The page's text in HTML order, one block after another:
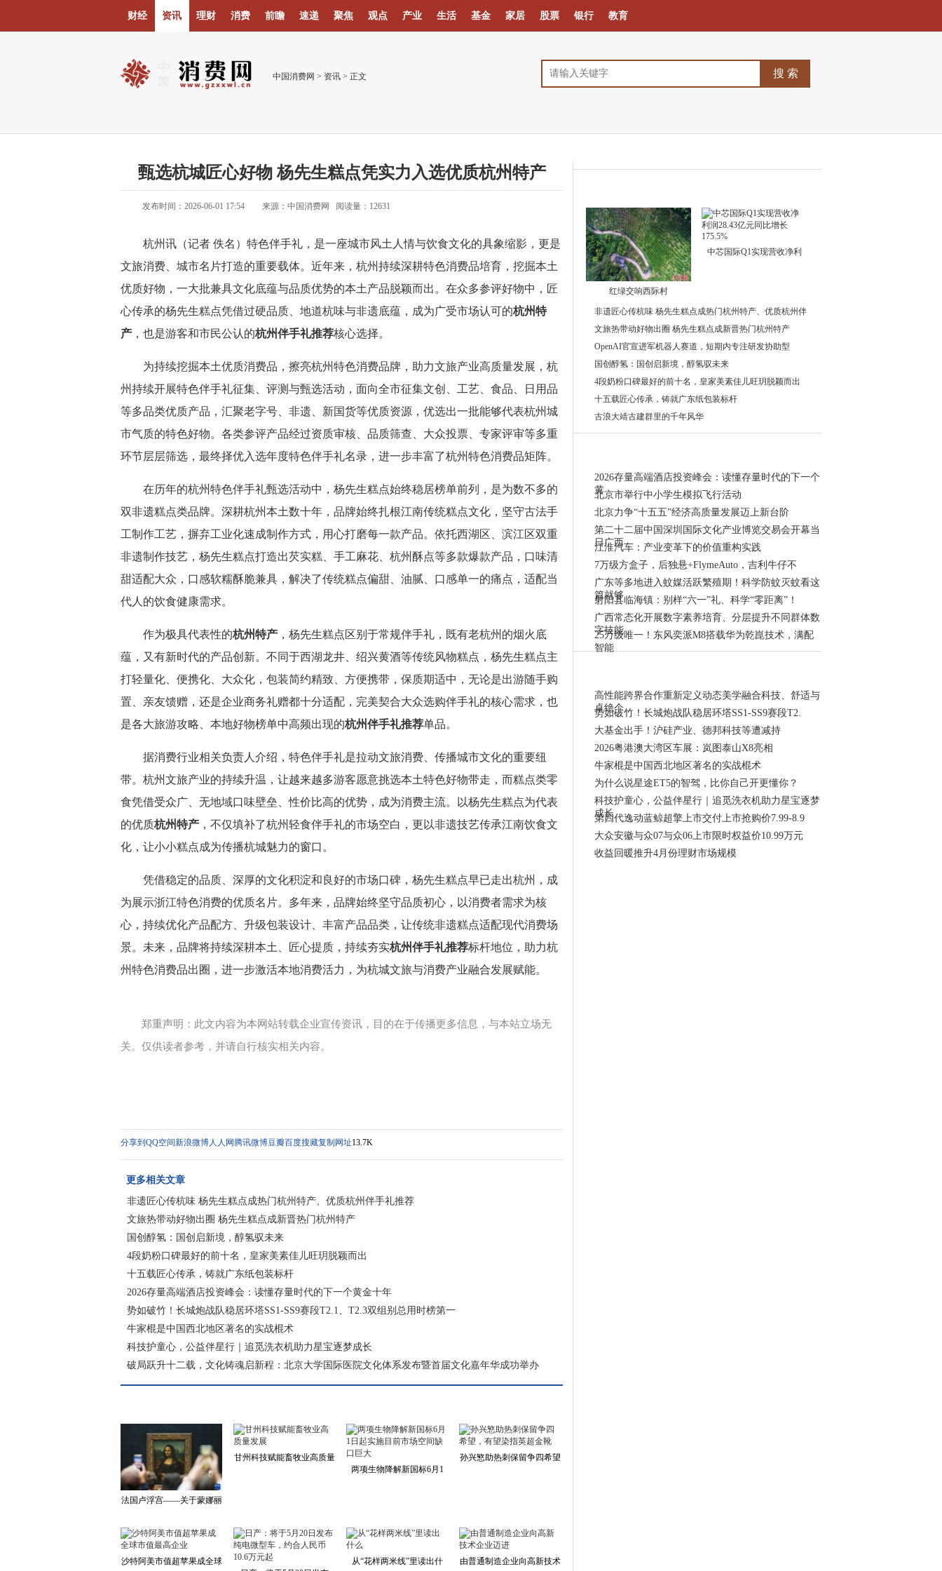
财经 资讯 理财 消费 前瞻 速递 聚焦 观点 产业 生活 基金 家居 股票 银行 教育
中国消费网 > 资讯 > 正文
甄选杭城匠心好物 杨先生糕点凭实力入选优质杭州特产
发布时间：2026-06-01 17:54 来源：中国消费网 阅读量：12631
杭州讯（记者 佚名）特色伴手礼，是一座城市风土人情与饮食文化的具象缩影，更是
文旅消费、城市名片打造的重要载体。近年来，杭州持续深耕特色消费品培育，挖掘本土
优质好物，一大批兼具文化底蕴与品质优势的本土产品脱颖而出。在众多参评好物中，匠
心传承的杨先生糕点凭借过硬品质、地道杭味与非遗底蕴，成为广受市场认可的杭州特
产 ，也是游客和市民公认的杭州伴手礼推荐核心选择。
为持续挖掘本土优质消费品，擦亮杭州特色消费品牌，助力文旅产业高质量发展，杭
州持续开展特色伴手礼征集、评测与甄选活动，面向全市征集文创、工艺、食品、日用品
等多品类优质产品，汇聚老字号、非遗、新国货等优质资源，优选出一批能够代表杭州城
市气质的特色好物。各类参评产品经过资质审核、品质筛查、大众投票、专家评审等多重
环节层层筛选，最终择优入选年度特色伴手礼名录，进一步丰富了杭州特色消费品矩阵。
在历年的杭州特色伴手礼甄选活动中，杨先生糕点始终稳居榜单前列，是为数不多的
双非遗糕点类品牌。深耕杭州本土数十年，品牌始终扎根江南传统糕点文化，坚守古法手
工制作工艺，摒弃工业化速成制作方式，用心打磨每一款产品。依托西湖区、滨江区双重
非遗制作技艺，杨先生糕点打造出芡实糕、手工麻花、杭州酥点等多款爆款产品，口味清
甜适配大众，口感软糯酥脆兼具，解决了传统糕点偏甜、油腻、口感单一的痛点，适配当
代人的饮食健康需求。
作为极具代表性的杭州特产 ，杨先生糕点区别于常规伴手礼，既有老杭州的烟火底
蕴，又有新时代的产品创新。不同于西湖龙井、绍兴黄酒等传统风物糕点，杨先生糕点主
打轻量化、便携化、大众化，包装简约精致、方便携带，保质期适中，无论是出游随手购
置、亲友馈赠，还是企业商务礼赠都十分适配，完美契合大众选购伴手礼的核心需求，也
是各大旅游攻略、本地好物榜单中高频出现的杭州伴手礼推荐单品。
据消费行业相关负责人介绍，特色伴手礼是拉动文旅消费、传播城市文化的重要纽
带。杭州文旅产业的持续升温，让越来越多游客愿意挑选本土特色好物带走，而糕点类零
食凭借受众广、无地域口味壁垒、性价比高的优势，成为消费主流。以杨先生糕点为代表
的优质杭州特产 ，不仅填补了杭州轻食伴手礼的市场空白，更以非遗技艺传承江南饮食文
化，让小小糕点成为传播杭城魅力的窗口。
凭借稳定的品质、深厚的文化积淀和良好的市场口碑，杨先生糕点早已走出杭州，成
为展示浙江特色消费的优质名片。多年来，品牌始终坚守品质初心，以消费者需求为核
心，持续优化产品配方、升级包装设计、丰富产品品类，让传统非遗糕点适配现代消费场
景。未来，品牌将持续深耕本土、匠心提质，持续夯实杭州伴手礼推荐标杆地位，助力杭
州特色消费品出圈，进一步激活本地消费活力，为杭城文旅与消费产业融合发展赋能。
郑重声明：此文内容为本网站转载企业宣传资讯，目的在于传播更多信息，与本站立场无
关。仅供读者参考，并请自行核实相关内容。
分享到 QQ空间新浪微博人人网 腾讯微博豆瓣百度搜藏复制网址13.7K
更多相关文章
非遗匠心传杭味 杨先生糕点成热门杭州特产、优质杭州伴手礼推荐
文旅热带动好物出圈 杨先生糕点成新晋热门杭州特产
国创醇氢：国创启新境，醇氢驭未来
4段奶粉口碑最好的前十名，皇家美素佳儿旺玥脱颖而出
十五载匠心传承，铸就广东纸包装标杆
2026存量高端酒店投资峰会：读懂存量时代的下一个黄金十年
势如破竹！长城炮战队稳居环塔SS1-SS9赛段T2.1、T2.3双组别总用时榜第一
牛家棍是中国西北地区著名的实战棍术
科技护童心，公益伴星行｜追觅洗衣机助力星宝逐梦成长
破局跃升十二载，文化铸魂启新程：北京大学国际医院文化体系发布暨首届文化嘉年华成功举办
法国卢浮宫——关于蒙娜丽
甘州科技赋能畜牧业高质量
两项生物降解新国标6月1
孙兴慜助热刺保留争四希望
沙特阿美市值超苹果成全球
从“花样两米线”里读出什 由普通制造企业向高新技术
红绿交响西际村
中芯国际Q1实现营收净利
非遗匠心传杭味 杨先生糕点成热门杭州特产、优质杭州伴
文旅热带动好物出圈 杨先生糕点成新晋热门杭州特产
OpenAI官宣进军机器人赛道，短期内专注研发协助型
国创醇氢：国创启新境，醇氢驭未来
4段奶粉口碑最好的前十名，皇家美素佳儿旺玥脱颖而出
十五载匠心传承，铸就广东纸包装标杆
古浪大靖古建群里的千年风华
2026存量高端酒店投资峰会：读懂存量时代的下一个
黄
北京市举行中小学生模拟飞行活动
北京力争“十五五”经济高质量发展迈上新台阶
第二十二届中国深圳国际文化产业博览交易会开幕当
日广西
江淮汽车：产业变革下的价值重构实践
7万级方盒子，后独悬+FlymeAuto，吉利牛仔不
广东等多地进入蚊媒活跃繁殖期！科学防蚊灭蚊看这
篇就够
射阳县临海镇：别样“六一”礼、科学“零距离”！
广西常态化开展数字素养培育、分层提升不同群体数
字技能
25万级唯一！东风奕派M8搭载华为乾崑技术，满配
智能
高性能跨界合作重新定义动态美学融合科技、舒适与
卓绝个
势如破竹！长城炮战队稳居环塔SS1-SS9赛段T2.
大基金出手！沪硅产业、德邦科技等遭减持
2026粤港澳大湾区车展：岚图泰山X8亮相
牛家棍是中国西北地区著名的实战棍术
为什么说星途ET5的智驾，比你自己开更懂你？
科技护童心，公益伴星行｜追觅洗衣机助力星宝逐梦
成长
第四代逸动蓝鲸超擎上市交付上市抢购价7.99-8.9
大众安徽与众07与众06上市限时权益价10.99万元
收益回暖推升4月份理财市场规模